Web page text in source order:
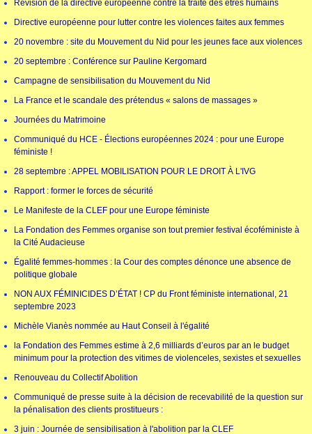
Révision de la directive européenne contre la traite des êtres humains
Directive européenne pour lutter contre les violences faites aux femmes
20 novembre : site du Mouvement du Nid pour les jeunes face aux violences
20 septembre : Conférence sur Pauline Kergomard
Campagne de sensibilisation du Mouvement du Nid
La France et le scandale des prétendus « salons de massages »
Journées du Matrimoine
Communiqué du HCE - Élections européennes 2024 : pour une Europe
féministe !
28 septembre : APPEL MOBILISATION POUR LE DROIT À L'IVG
Rapport : former le forces de sécurité
Le Manifeste de la CLEF pour une Europe féministe
La Fondation des Femmes organise son tout premier festival écoféministe à
la Cité Audacieuse
Égalité femmes-hommes : la Cour des comptes dénonce une absence de
politique globale
NON AUX FÉMINICIDES D’ÉTAT ! CP du Front féministe international, 21
septembre 2023
Michèle Vianès nommée au Haut Conseil à l'égalité
la Fondation des Femmes estime à 2,6 milliards d’euros par an le budget
minimum pour la protection des vitimes de violenceles, sexistes et sexuelles
Renouveau du Collectif Abolition
Communiqué de presse suite à la décision de recevabilité de la question sur
la pénalisation des clients prostitueurs :
3 juin : Journée de sensibilisation à l'abolition par la CLEF